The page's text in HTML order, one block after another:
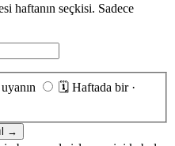
haftanın seçkisi. Sadece
🗓 Haftada bir ·
→